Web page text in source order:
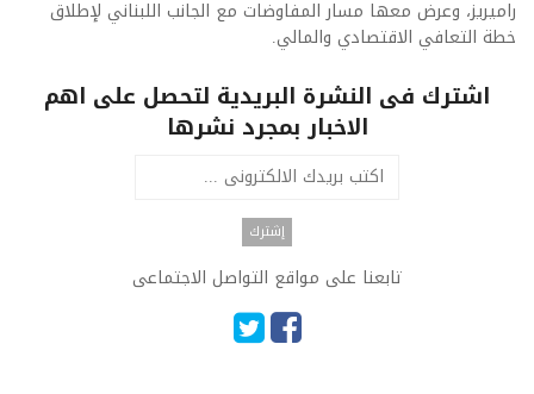
راميريز، وعرض معها مسار المفاوضات مع الجانب اللبناني لإطلاق
خطة التعافي الاقتصادي والمالي.
اشترك فى النشرة البريدية لتحصل على اهم
الاخبار بمجرد نشرها
تابعنا على مواقع التواصل الاجتماعى